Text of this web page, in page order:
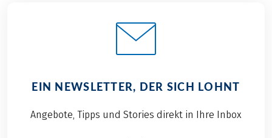
EIN NEWSLETTER, DER SICH LOHNT
Angebote, Tipps und Stories direkt in Ihre Inbox